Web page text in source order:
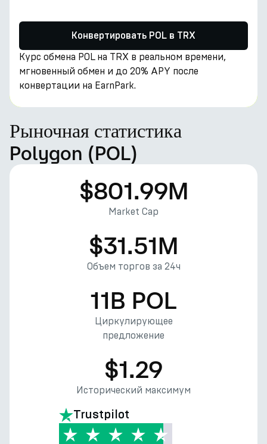
Конвертировать POL в TRX
Курс обмена POL на TRX в реальном времени,
мгновенный обмен и до 20% APY после
конвертации на EarnPark.
Рыночная статистика
Polygon (POL)
$801.99M
Market Cap
$31.51M
Объем торгов за 24ч
11B POL
Циркулирующее
предложение
$1.29
Исторический максимум
Trustpilot